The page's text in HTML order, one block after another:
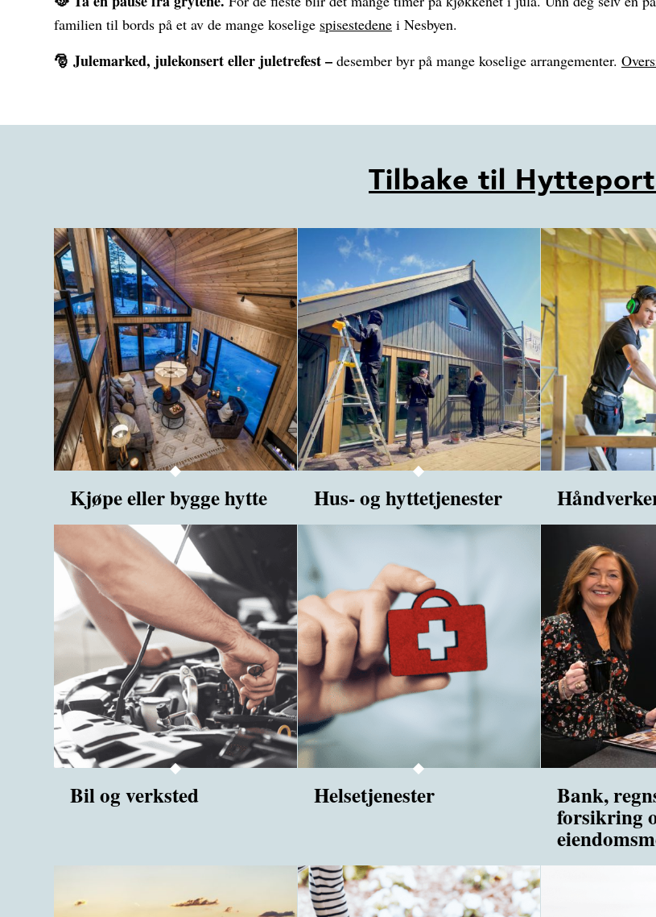
familien til bords på et av de mange koselige spisestedene i Nesbyen.
🎅 Julemarked, julekonsert eller juletrefest – desember byr på mange koselige arrangementer.
Tilbake til
Kjøpe eller bygge hytte Hus- og hyttetjenester
Bil og verksted Helsetjenester Bank,
forsikring